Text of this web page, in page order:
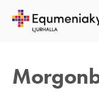
20 MARS 2021